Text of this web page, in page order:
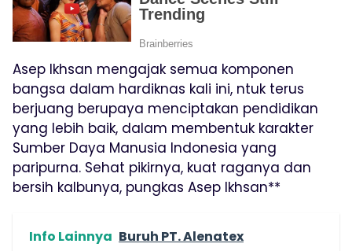
Asep Ikhsan mengajak semua komponen
bangsa dalam hardiknas kali ini, ntuk terus
berjuang berupaya menciptakan pendidikan
yang lebih baik, dalam membentuk karakter
Sumber Daya Manusia Indonesia yang
paripurna. Sehat pikirnya, kuat raganya dan
bersih kalbunya, pungkas Asep Ikhsan**
Info Lainnya Buruh PT. Alenatex